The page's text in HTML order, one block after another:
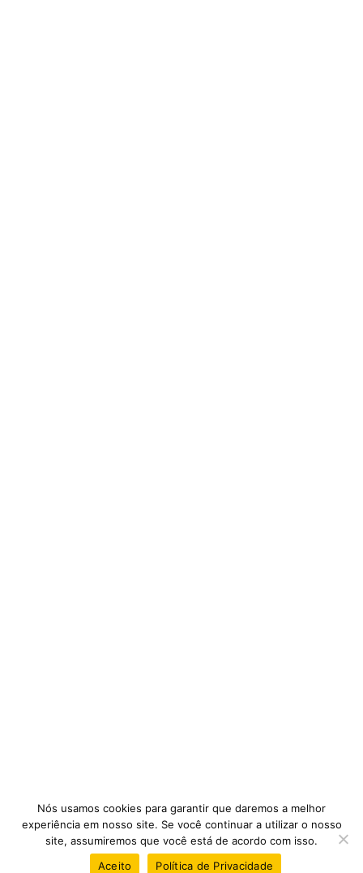
Nós usamos cookies para garantir que daremos a melhor
experiência em nosso site. Se você continuar a utilizar o nosso
site, assumiremos que você está de acordo com isso.
Aceito
Política de Privacidade